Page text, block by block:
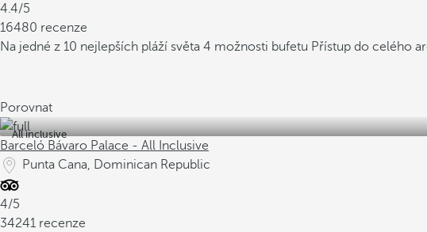
4.4/5
16480 recenze
Na jedné z 10 nejlepších pláží světa 4 možnosti bufetu Přístup do celého
Porovnat
All inclusive
Barceló Bávaro Palace - All Inclusive
Punta Cana, Dominican Republic
4/5
34241 recenze